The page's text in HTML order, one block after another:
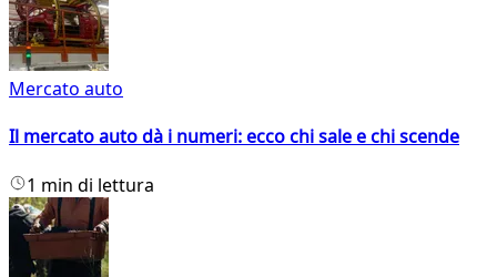
Mercato auto
Il mercato auto dà i numeri: ecco chi sale e chi scende
1 min di lettura